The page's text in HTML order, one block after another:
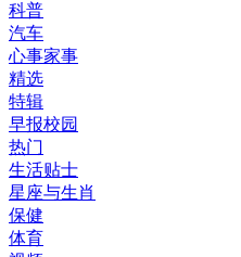
科普
汽车
心事家事
精选
特辑
早报校园
热门
生活贴士
星座与生肖
保健
体育